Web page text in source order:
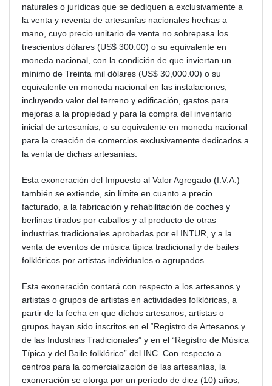
naturales o jurídicas que se dediquen a exclusivamente a
la venta y reventa de artesanías nacionales hechas a
mano, cuyo precio unitario de venta no sobrepasa los
trescientos dólares (US$ 300.00) o su equivalente en
moneda nacional, con la condición de que inviertan un
mínimo de Treinta mil dólares (US$ 30,000.00) o su
equivalente en moneda nacional en las instalaciones,
incluyendo valor del terreno y edificación, gastos para
mejoras a la propiedad y para la compra del inventario
inicial de artesanías, o su equivalente en moneda nacional
para la creación de comercios exclusivamente dedicados a
la venta de dichas artesanías.
Esta exoneración del Impuesto al Valor Agregado (I.V.A.)
también se extiende, sin límite en cuanto a precio
facturado, a la fabricación y rehabilitación de coches y
berlinas tirados por caballos y al producto de otras
industrias tradicionales aprobadas por el INTUR, y a la
venta de eventos de música típica tradicional y de bailes
folklóricos por artistas individuales o agrupados.
Esta exoneración contará con respecto a los artesanos y
artistas o grupos de artistas en actividades folklóricas, a
partir de la fecha en que dichos artesanos, artistas o
grupos hayan sido inscritos en el “Registro de Artesanos y
de las Industrias Tradicionales” y en el “Registro de Música
Típica y del Baile folklórico” del INC. Con respecto a
centros para la comercialización de las artesanías, la
exoneración se otorga por un período de diez (10) años,